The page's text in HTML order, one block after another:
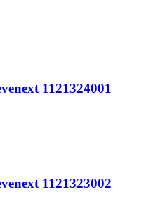
1121324001
1121323002